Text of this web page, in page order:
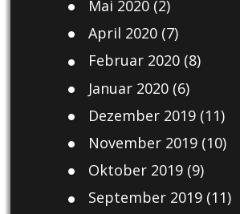
Mai 2020(2)
April 2020(7)
Februar 2020(8)
Januar 2020(6)
Dezember 2019(11)
November 2019(10)
Oktober 2019(9)
September 2019(11)